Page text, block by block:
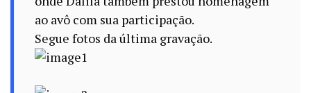
ao avô com sua participação.
Segue fotos da última gravação.